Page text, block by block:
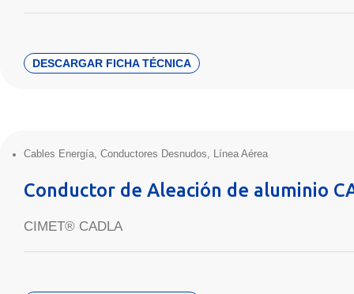
DESCARGAR FICHA TÉCNICA
Cables Energía, Conductores Desnudos, Línea Aérea
Conductor de Aleación de aluminio
CIMET® CADLA